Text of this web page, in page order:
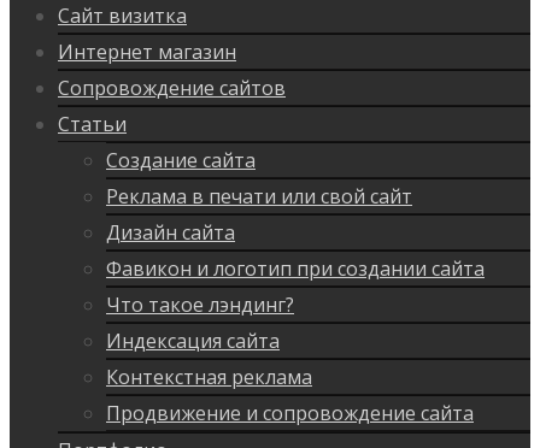
Сайт визитка
Интернет магазин
Сопровождение сайтов
Статьи
Создание сайта
Реклама в печати или свой сайт
Дизайн сайта
Фавикон и логотип при создании сайта
Что такое лэндинг?
Индексация сайта
Контекстная реклама
Продвижение и сопровождение сайта